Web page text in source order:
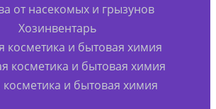
от насекомых и грызунов
Хозинвентарь
косметика и бытовая химия
косметика и бытовая химия
косметика и бытовая химия